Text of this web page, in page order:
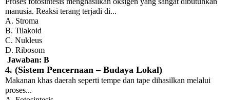
manusia. Reaksi terang terjadi di...
A. Stroma
B. Tilakoid
C. Nukleus
D. Ribosom
Jawaban: B
4. (Sistem Pencernaan – Budaya Lokal)
Makanan khas daerah seperti tempe dan tape dihasilkan melalui
proses...